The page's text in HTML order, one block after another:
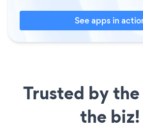
See apps in
Trusted by
the biz!